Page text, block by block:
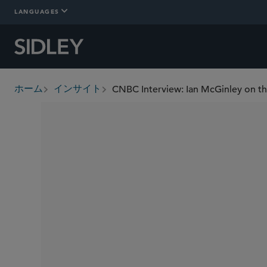
LANGUAGES
breadcrumbs
ホーム インサイト CNBC Interview: Ian McGinley on